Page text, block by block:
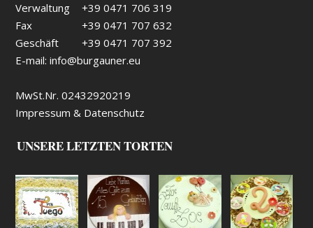
Verwaltung
+39 0471 706 319
Fax
+39 0471 707 632
Geschäft
+39 0471 707 392
E-mail:info@burgauner.eu
MwSt.Nr. 02432920219
Impressum & Datenschutz
UNSERE LETZTEN TORTEN